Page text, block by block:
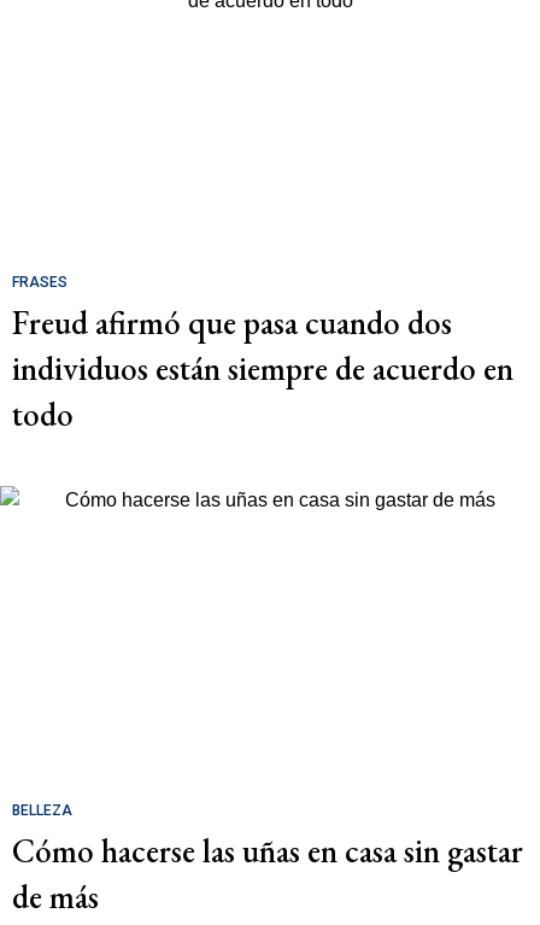
FRASES
Freud afirmó que pasa cuando dos
individuos están siempre de acuerdo en
todo
BELLEZA
Cómo hacerse las uñas en casa sin gastar
de más